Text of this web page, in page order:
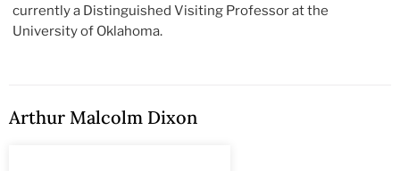
currently a Distinguished Visiting Professor at the
University of Oklahoma.
Arthur Malcolm Dixon